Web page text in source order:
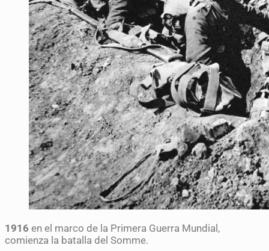
1916 en el marco de la Primera Guerra Mundial,
comienza la batalla del Somme.